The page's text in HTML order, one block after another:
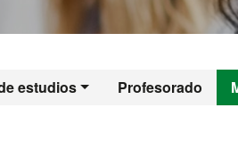
estudios Profesorado
y